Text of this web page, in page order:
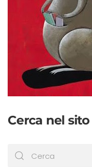
Cerca nel sito